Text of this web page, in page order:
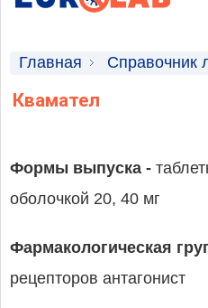
Главная
Справочник
Лекарственные средства
Квамател
Формы выпуска -
оболочкой 20, 40 мг
Фармакологическая
рецепторов антагонист